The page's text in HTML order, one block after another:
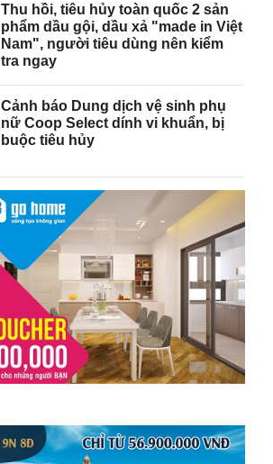
Thu hồi, tiêu hủy toàn quốc 2 sản
phẩm dầu gội, dầu xả "made in Việt
Nam", người tiêu dùng nên kiểm
tra ngay
Cảnh báo Dung dịch vệ sinh phụ
nữ Coop Select dính vi khuẩn, bị
buộc tiêu hủy